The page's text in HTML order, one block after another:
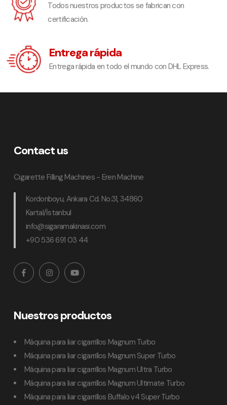
Todos nuestros productos se fabrican con
certificación.
Entrega rápida
Entrega rápida en todo el mundo con DHL Express.
Contact us
Cigarette Filling Machines - Eren Machine
Kordonboyu, Ankara Cd. No:31, 34860
Kartal/İstanbul
info@sigaramakinasi.com
+90 536 691 03 44
Nuestros productos
Máquina para liar cigarrillos Magnum Turbo
Máquina para liar cigarrillos Magnum Super Turbo
Máquina para liar cigarrillos Magnum Ultra Turbo
Máquina para liar cigarrillos Magnum Ultimate Turbo
Máquina para liar cigarrillos Buffalo v4 Super Turbo